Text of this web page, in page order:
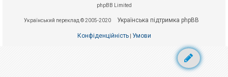
phpBB Limited
Український переклад © 2005-2020 Українська підтримка phpBB
Конфіденційність| Умови